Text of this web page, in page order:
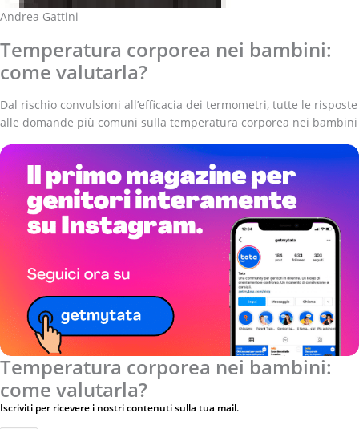
Andrea Gattini
Temperatura corporea nei bambini:
come valutarla?
Dal rischio convulsioni all’efficacia dei termometri, tutte le risposte
alle domande più comuni sulla temperatura corporea nei bambini
Temperatura corporea nei bambini:
come valutarla?
Iscriviti per ricevere i nostri contenuti sulla tua mail.